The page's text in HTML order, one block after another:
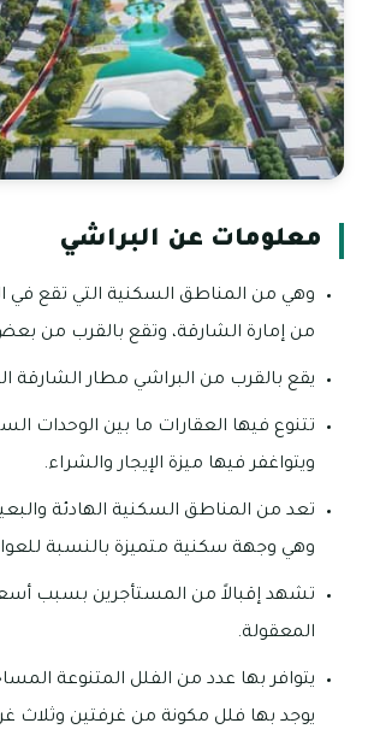
معلومات عن البراشي
وهي من المناطق السكنية التي تقع في
من إمارة الشارقة، وتقع بالقرب من بعض
يقع بالقرب من البراشي مطار الشارقة
تتنوع فيها العقارات ما بين الوحدات
ويتواغفر فيها ميزة الإيجار والشراء.
تعد من المناطق السكنية الهادئة
وهي وجهة سكنية متميزة بالنسبة
تشهد إقبالاً من المستأجرين بسبب
المعقولة.
يتوافر بها عدد من الفلل المتنوعة
يوجد بها فلل مكونة من غرفتين